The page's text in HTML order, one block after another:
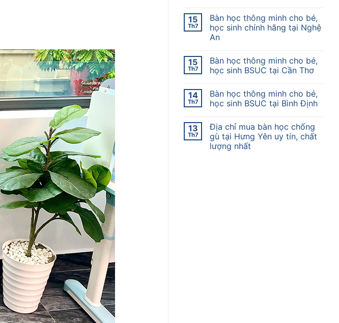
15
Th7
Bàn học thông minh cho bé,
học sinh chính hãng tại Nghệ
An
15
Th7
Bàn học thông minh cho bé,
học sinh BSUC tại Cần Thơ
14
Th7
Bàn học thông minh cho bé,
học sinh BSUC tại Bình Định
13
Th7
Địa chỉ mua bàn học chống
gù tại Hưng Yên uy tín, chất
lượng nhất